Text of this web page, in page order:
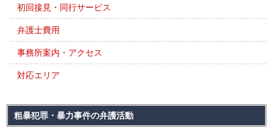
初回接見・同行サービス
弁護士費用
事務所案内・アクセス
対応エリア
粗暴犯罪・暴力事件の弁護活動